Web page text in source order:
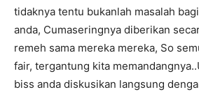
tidaknya tentu bukanlah masalah
anda, Cumaseringnya diberikan
remeh sama mereka mereka, So
fair, tergantung kita
biss anda diskusikan langsung